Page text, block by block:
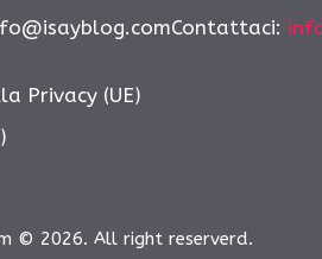
Privacy (UE)
© 2026. All right reserverd.